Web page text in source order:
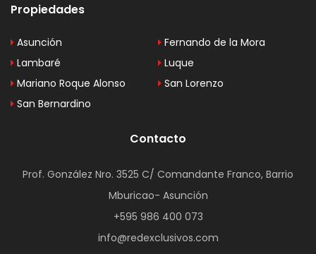
Propiedades
Asunción
Fernando de la Mora
Lambaré
Luque
Mariano Roque Alonso
San Lorenzo
San Bernardino
Contacto
Prof. González Nro. 3525 C/ Comandante Franco, Barrio
Mburicao- Asunción
+595 986 400 073
info@redexclusivos.com